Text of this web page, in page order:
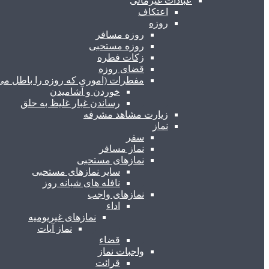
اعتکاف
روزه
روزه مسافر
روزه مستحبی
زکات فطره
قضای روزه
مفطرات (اموری که روزه را باطل
خوردن و آشامیدن
رساندن غبار غلیظ به حلق
زیارت مشاهد مشرفه
نماز
سفر
نماز مسافر
نمازهای مستحبی
سایر نمازهای مستحبی
نافله های شبانه روز
نمازهای واجب
اداء
نمازهای غیریومیه
نماز آیات
قضاء
واجبات نماز
قرائت